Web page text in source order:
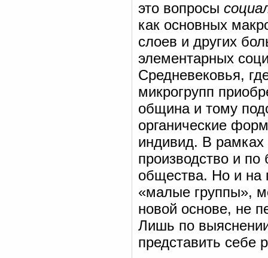
это вопросы
как основных
слоев и других
элементарных
Средневековья,
микрогрупп
община и тому
органические
индивид. В рамках
производство и
общества. Но и на
«малые группы»,
новой основе, не
Лишь по
представить себе